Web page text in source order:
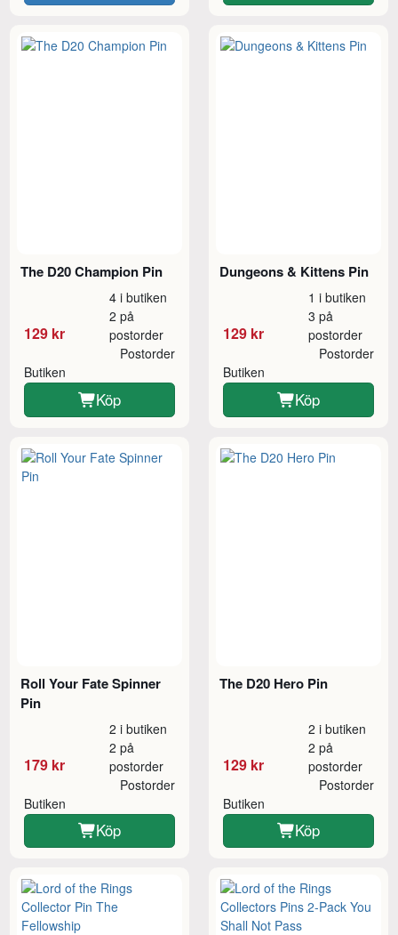
The D20 Champion Pin
129 kr
4 i butiken
2 på
postorder
Butiken
Postorder
Köp
Dungeons & Kittens Pin
129 kr
1 i butiken
3 på
postorder
Butiken
Postorder
Köp
Roll Your Fate Spinner
Pin
179 kr
2 i butiken
2 på
postorder
Butiken
Postorder
Köp
The D20 Hero Pin
129 kr
2 i butiken
2 på
postorder
Butiken
Postorder
Köp